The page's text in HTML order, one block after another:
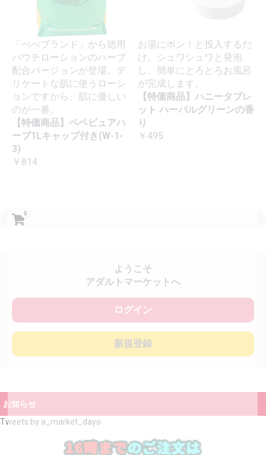
0
ようこそ
アダルトマーケットへ
ログイン
新規登録
お知らせ
Tweets by a_market_dayo
「ぺぺブランド」から徳用
パウチローションのハーブ
配合バージョンが登場。デ
リケートな肌に使うローシ
ョンですから、肌に優しい
のが一番。
【特価商品】ペペピュアハ
ーブ1Lキャップ付き(W-1-
3)
￥814
お湯にポン！と投入するだ
け。シュワシュワと発泡
し、簡単にとろとろお風呂
が完成します。
【特価商品】ハニータブレ
ット ハーバルグリーンの香
り
￥495